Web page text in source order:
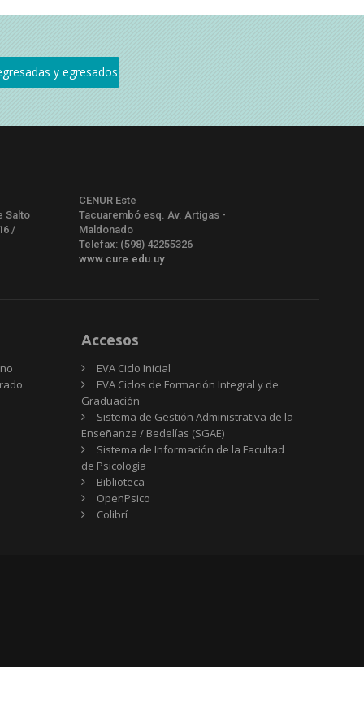
Salto
/
CENUR Este
Tacuarembó esq. Av. Artigas -
Maldonado
Telefax: (598) 42255326
www.cure.edu.uy
Accesos
EVA Ciclo Inicial
EVA Ciclos de Formación Integral y de
Graduación
Sistema de Gestión Administrativa de la
Enseñanza / Bedelías (SGAE)
Sistema de Información de la Facultad
de Psicología
Biblioteca
OpenPsico
Colibrí